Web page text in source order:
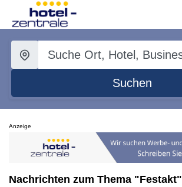
Suchen
Anzeige
Nachrichten zum Thema "Festakt"